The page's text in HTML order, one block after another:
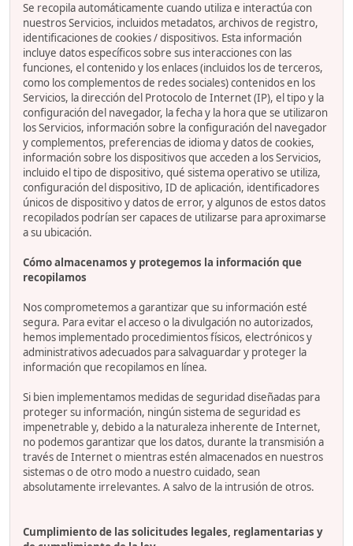
Se recopila automáticamente cuando utiliza e interactúa con
nuestros Servicios, incluidos metadatos, archivos de registro,
identificaciones de cookies / dispositivos. Esta información
incluye datos específicos sobre sus interacciones con las
funciones, el contenido y los enlaces (incluidos los de terceros,
como los complementos de redes sociales) contenidos en los
Servicios, la dirección del Protocolo de Internet (IP), el tipo y la
configuración del navegador, la fecha y la hora que se utilizaron
los Servicios, información sobre la configuración del navegador
y complementos, preferencias de idioma y datos de cookies,
información sobre los dispositivos que acceden a los Servicios,
incluido el tipo de dispositivo, qué sistema operativo se utiliza,
configuración del dispositivo, ID de aplicación, identificadores
únicos de dispositivo y datos de error, y algunos de estos datos
recopilados podrían ser capaces de utilizarse para aproximarse
a su ubicación.
Cómo almacenamos y protegemos la información que
recopilamos
Nos comprometemos a garantizar que su información esté
segura. Para evitar el acceso o la divulgación no autorizados,
hemos implementado procedimientos físicos, electrónicos y
administrativos adecuados para salvaguardar y proteger la
información que recopilamos en línea.
Si bien implementamos medidas de seguridad diseñadas para
proteger su información, ningún sistema de seguridad es
impenetrable y, debido a la naturaleza inherente de Internet,
no podemos garantizar que los datos, durante la transmisión a
través de Internet o mientras estén almacenados en nuestros
sistemas o de otro modo a nuestro cuidado, sean
absolutamente irrelevantes. A salvo de la intrusión de otros.
Cumplimiento de las solicitudes legales, reglamentarias y